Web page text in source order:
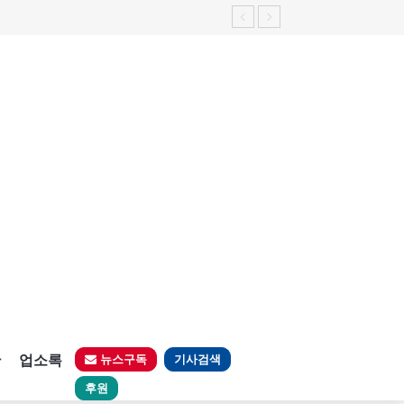
업소록 뉴스구독 기사검색
후원